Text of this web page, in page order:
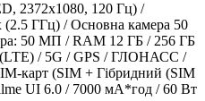
2372x1080, 120 Гц) /
ГГц) / Основна камера 50
50 МП / RAM 12 ГБ / 256 ГБ
(LTE) / 5G / GPS / ГЛОНАСС /
карт (SIM + Гібридний (SIM
UI 6.0 / 7000 мА*год / 60 Вт